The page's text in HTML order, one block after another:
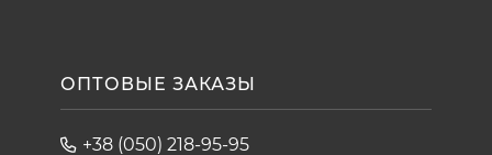
ОПТОВЫЕ ЗАКАЗЫ
+38 (050) 218-95-95